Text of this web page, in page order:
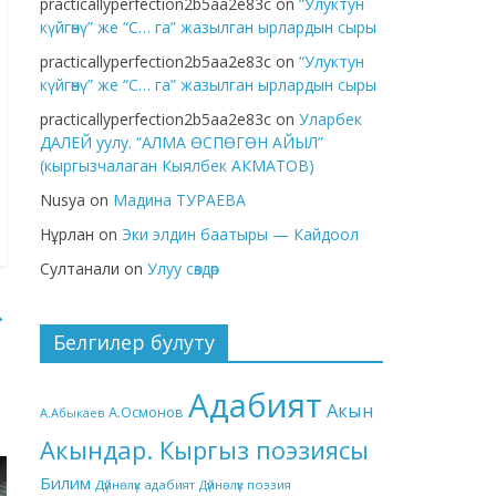
күйгөнү” же “С… га” жазылган ырлардын сыры
practicallyperfection2b5aa2e83c on “Улуктун
күйгөнү” же “С… га” жазылган ырлардын сыры
practicallyperfection2b5aa2e83c on Уларбек
ДАЛЕЙ уулу. “АЛМА ӨСПӨГӨН АЙЫЛ”
(кыргызчалаган Кыялбек АКМАТОВ)
Nusya on Мадина ТУРАЕВА
Нұрлан on Эки элдин баатыры — Кайдоол
Султанали on Улуу сөздөр
Белгилер булуту
А.Абыкаев А.Осмонов Адабият Акын
Акындар. Кыргыз поэзиясы
Билим Дүйнөлүк адабият Дүйнөлүк поэзия